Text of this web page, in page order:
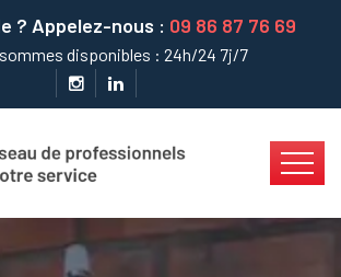
? Appelez-nous : 09 86 87 76 69
disponibles : 24h/24 7j/7